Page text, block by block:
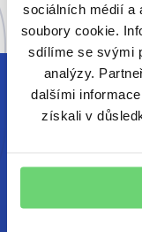
sociálních médií a
soubory cookie.
sdílíme se svými
analýzy.
dalšími
získali v
Jsem
Chci
údaje.